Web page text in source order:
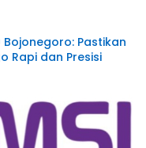
Bojonegoro: Pastikan
Rapi dan Presisi